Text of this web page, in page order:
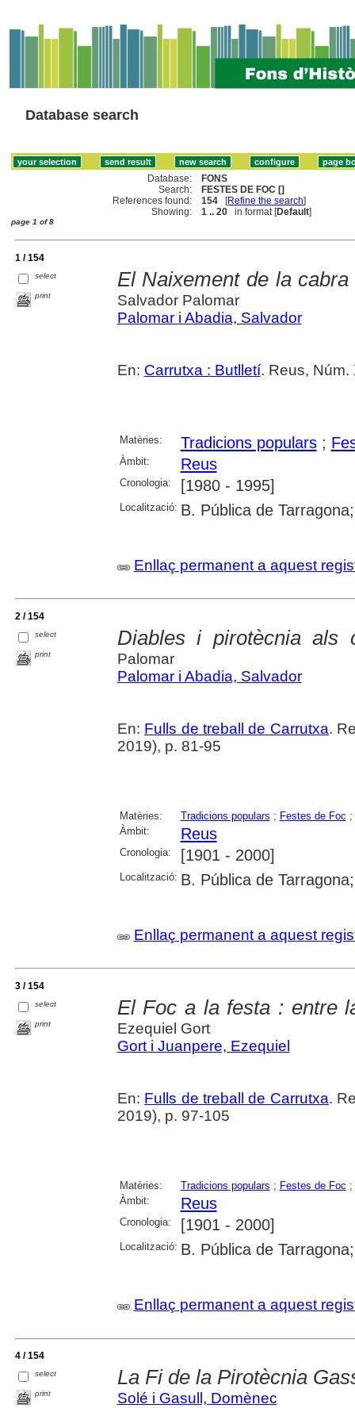
Database search
Database:
FONS
Search:
FESTES DE FOC []
References found:
154 [Refine the search]
Showing:
1 .. 20 in format [Default]
page 1 of 8
1 / 154
select
print
El Naixement de la
Salvador Palomar
Palomar i Abadia, Salvador
En: Carrutxa : Butlletí. Reus, Núm.
Matèries: Tradicions populars;
Àmbit: Reus
Cronologia: [1980 - 1995]
Localització: B. Pública de
Enllaç permanent a aquest
2 / 154
select
print
Diables i pirotècnia als
Palomar
Palomar i Abadia, Salvador
En: Fulls de treball de Carrutxa.
2019), p. 81-95
Matèries: Tradicions populars ; Festes de Foc ;
Àmbit:
Reus
Cronologia: [1901 - 2000]
Localització: B. Pública de
Enllaç permanent a aquest
3 / 154
select
print
El Foc a la festa : entre
Ezequiel Gort
Gort i Juanpere, Ezequiel
En: Fulls de treball de Carrutxa.
2019), p. 97-105
Matèries: Tradicions populars ; Festes de Foc ;
Àmbit:
Reus
Cronologia: [1901 - 2000]
Localització: B. Pública de
Enllaç permanent a aquest
4 / 154
select
print
La Fi de la Pirotècnia
Solé i Gasull, Domènec